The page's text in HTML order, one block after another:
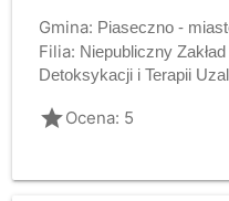
Gmina: Piaseczno -
Filia: Niepubliczny
Detoksykacji i Terapii
gradeOcena: 5